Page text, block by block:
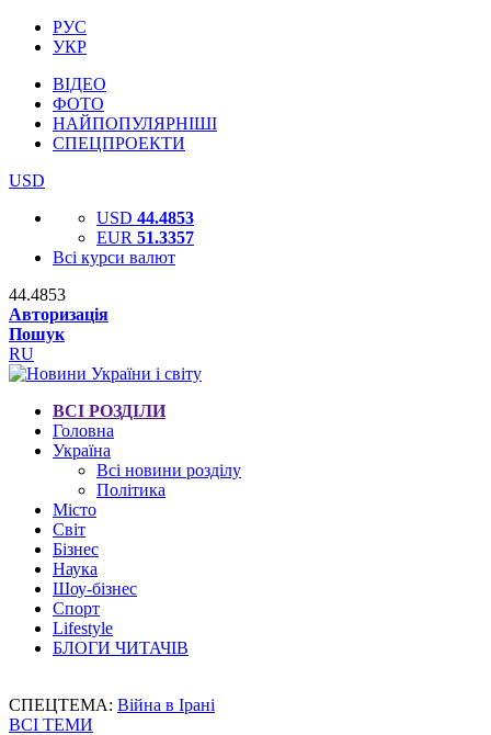
РУС
УКР
ВІДЕО
ФОТО
НАЙПОПУЛЯРНІШІ
СПЕЦПРОЕКТИ
USD
USD 44.4853
EUR 51.3357
Всі курси валют
44.4853
Авторизація
Пошук
RU
ВСІ РОЗДІЛИ
Головна
Україна
Всі новини розділу
Політика
Місто
Світ
Бізнес
Наука
Шоу-бізнес
Спорт
Lifestyle
БЛОГИ ЧИТАЧІВ
СПЕЦТЕМА: Війна в Ірані
ВСІ ТЕМИ